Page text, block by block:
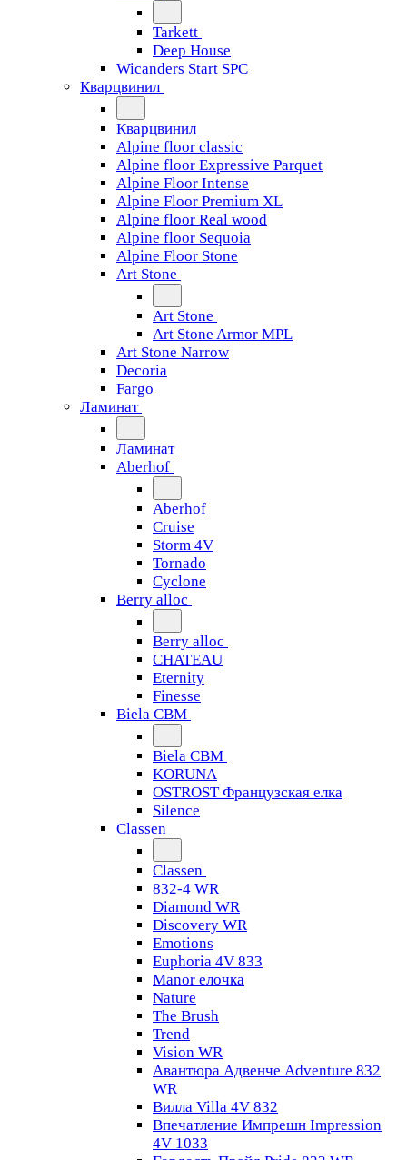
Tarkett
Deep House
Wicanders Start SPC
Кварцвинил
Кварцвинил
Alpine floor classic
Alpine floor Expressive Parquet
Alpine Floor Intense
Alpine Floor Premium XL
Alpine floor Real wood
Alpine floor Sequoia
Alpine Floor Stone
Art Stone
Art Stone
Art Stone Armor MPL
Art Stone Narrow
Decoria
Fargo
Ламинат
Ламинат
Aberhof
Aberhof
Cruise
Storm 4V
Tornado
Сyclone
Berry alloc
Berry alloc
CHATEAU
Eternity
Finesse
Biela CBM
Biela CBM
KORUNA
OSTROST Французская елка
Silence
Classen
Classen
832-4 WR
Diamond WR
Discovery WR
Emotions
Euphoria 4V 833
Manor елочка
Nature
The Brush
Trend
Vision WR
Авантюра Адвенче Adventure 832
WR
Вилла Villa 4V 832
Впечатление Импрешн Impression
4V 1033